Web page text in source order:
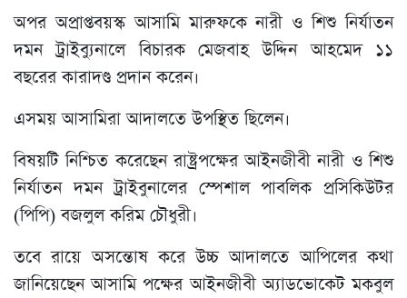
অপর অপ্রাপ্তবয়স্ক আসামি মারুফকে নারী ও শিশু নির্যাতন
দমন ট্রাইব্যুনালে বিচারক মেজবাহ উদ্দিন আহমেদ ১১
বছরের কারাদণ্ড প্রদান করেন।
এসময় আসামিরা আদালতে উপস্থিত ছিলেন।
বিষয়টি নিশ্চিত করেছেন রাষ্ট্রপক্ষের আইনজীবী নারী ও শিশু
নির্যাতন দমন ট্রাইবুনালের স্পেশাল পাবলিক প্রসিকিউটর
(পিপি) বজলুল করিম চৌধুরী।
তবে রায়ে অসন্তোষ করে উচ্চ আদালতে আপিলের কথা
জানিয়েছেন আসামি পক্ষের আইনজীবী অ্যাডভোকেট মকবুল